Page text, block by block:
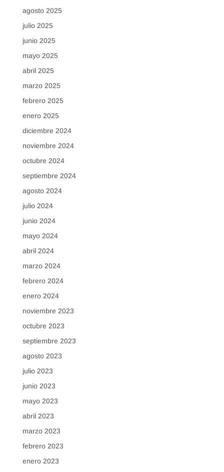
agosto 2025
julio 2025
junio 2025
mayo 2025
abril 2025
marzo 2025
febrero 2025
enero 2025
diciembre 2024
noviembre 2024
octubre 2024
septiembre 2024
agosto 2024
julio 2024
junio 2024
mayo 2024
abril 2024
marzo 2024
febrero 2024
enero 2024
noviembre 2023
octubre 2023
septiembre 2023
agosto 2023
julio 2023
junio 2023
mayo 2023
abril 2023
marzo 2023
febrero 2023
enero 2023